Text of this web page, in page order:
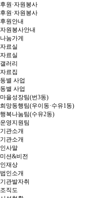
후원·자원봉사
후원·자원봉사
후원안내
자원봉사안내
나눔가게
자료실
자료실
갤러리
자료집
동별 사업
동별 사업
마을성장팀(번3동)
희망동행팀(우이동·수유1동)
행복나눔팀(수유2동)
운영지원팀
기관소개
기관소개
인사말
미션&비전
인재상
법인소개
기관발자취
조직도